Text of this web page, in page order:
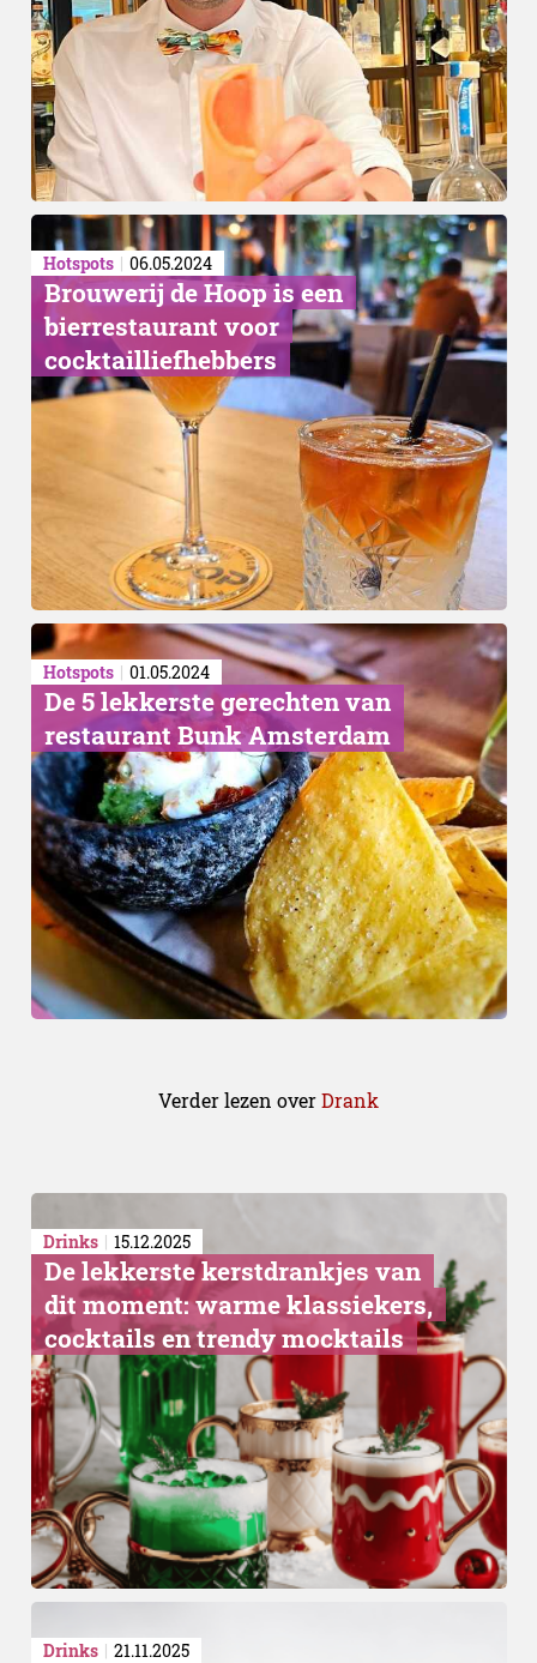
Hotspots 06.05.2024
Brouwerij de Hoop is een
bierrestaurant voor
cocktailliefhebbers
Hotspots 01.05.2024
​De 5 lekkerste gerechten van
restaurant Bunk Amsterdam
Verder lezen overDrank
Drinks 15.12.2025
De lekkerste kerstdrankjes van
dit moment: warme klassiekers,
cocktails en trendy mocktails
Drinks 21.11.2025